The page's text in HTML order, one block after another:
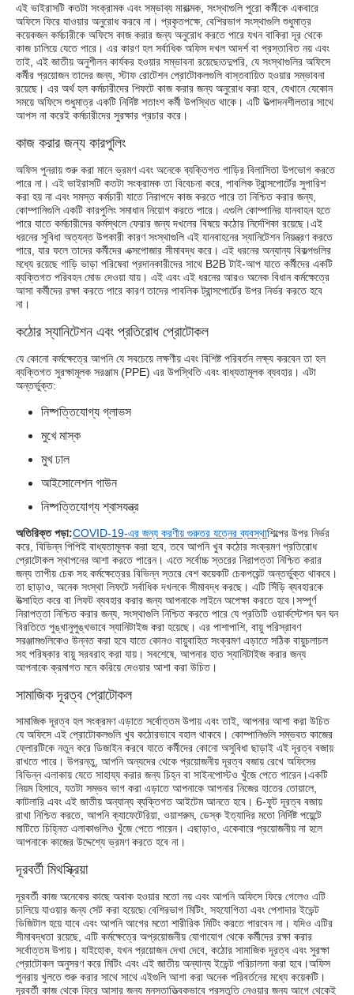
এই ভাইরাসটি কতটা সংক্রামক এবং সম্ভাব্য মারাত্মক, সংস্থাগুলি পুরো কর্মীকে একবারে
অফিসে ফিরে যাওয়ার অনুরোধ করবে না। প্রকৃতপক্ষে, বেশিরভাগ সংস্থাগুলি শুধুমাত্র
কয়েকজন কর্মচারীকে অফিসে কাজ করার জন্য অনুরোধ করতে পারে যখন বাকিরা দূর থেকে
কাজ চালিয়ে যেতে পারে। এর কারণ হল সর্বাধিক অফিস দখল আদর্শ বা প্রস্তাবিত নয় এবং
তাই, এই জাতীয় অনুশীলন কার্যকর হওয়ার সম্ভাবনা রয়েছে৷তদুপরি, যে সংস্থাগুলির অফিসে
কর্মীর প্রয়োজন তাদের জন্য, স্টাফ রোটেশন প্রোটোকলগুলি বাস্তবায়িত হওয়ার সম্ভাবনা
রয়েছে। এর অর্থ হল কর্মচারীদের শিফটে কাজ করার জন্য অনুরোধ করা হবে, যেখানে যেকোন
সময়ে অফিসে শুধুমাত্র একটি নির্দিষ্ট শতাংশ কর্মী উপস্থিত থাকে। এটি উত্পাদনশীলতার সাথে
আপস না করেই কর্মচারীদের সুরক্ষার প্রচার করে।
কাজ করার জন্য কারপুলিং
অফিস পুনরায় শুরু করা মানে ভ্রমণ এবং অনেকে ব্যক্তিগত গাড়ির বিলাসিতা উপভোগ করতে
পারে না। এই ভাইরাসটি কতটা সংক্রামক তা বিবেচনা করে, পাবলিক ট্রান্সপোর্টের সুপারিশ
করা হয় না এবং সমস্ত কর্মচারী যাতে নিরাপদে কাজ করতে পারে তা নিশ্চিত করার জন্য,
কোম্পানিগুলি একটি কারপুলিং সমাধান নিয়োগ করতে পারে। এগুলি কোম্পানির যানবাহন হতে
পারে যাতে কর্মচারীদের কর্মস্থলে ফেরার জন্য দখলের বিষয়ে কঠোর নির্দেশিকা রয়েছে।এই
ধরনের সুবিধা অত্যন্ত উপকারী কারণ সংস্থাগুলি এই যানবাহনের স্যানিটেশন নিয়ন্ত্রণ করতে
পারে, যার ফলে তাদের কর্মীদের এক্সপোজার সীমাবদ্ধ করে। এই ধরনের অন্যান্য বিকল্পগুলির
মধ্যে রয়েছে গাড়ি ভাড়া পরিষেবা প্রদানকারীদের সাথে B2B টাই-আপ যাতে কর্মীদের একটি
ব্যক্তিগত পরিবহন মোড দেওয়া যায়। এই এবং এই ধরনের আরও অনেক বিধান কর্মক্ষেত্রে
আসা কর্মীদের রক্ষা করতে পারে কারণ তাদের পাবলিক ট্রান্সপোর্টের উপর নির্ভর করতে হবে
না।
কঠোর স্যানিটেশন এবং প্রতিরোধ প্রোটোকল
যে কোনো কর্মক্ষেত্রে আপনি যে সবচেয়ে লক্ষণীয় এবং বিশিষ্ট পরিবর্তন লক্ষ্য করবেন তা হল
ব্যক্তিগত সুরক্ষামূলক সরঞ্জাম (PPE) এর উপস্থিতি এবং বাধ্যতামূলক ব্যবহার। এটা
অন্তর্ভুক্ত:
নিষ্পত্তিযোগ্য গ্লাভস
মুখে মাস্ক
মুখ ঢাল
আইসোলেশন গাউন
নিষ্পত্তিযোগ্য শ্বাসযন্ত্র
অতিরিক্ত পড়া:COVID-19-এর জন্য করণীয় গুরুতর যত্নের ব্যবস্থাশিল্পের উপর নির্ভর
করে, বিভিন্ন পিপিই বাধ্যতামূলক করা হবে, তবে আপনি খুব কঠোর সংক্রমণ প্রতিরোধ
প্রোটোকল স্থাপনের আশা করতে পারেন। এতে সর্বোচ্চ স্তরের নিরাপত্তা নিশ্চিত করার
জন্য তাপীয় চেক সহ কর্মক্ষেত্রের বিভিন্ন স্তরে বেশ কয়েকটি চেকপয়েন্ট অন্তর্ভুক্ত থাকবে।
তা ছাড়াও, অনেক সংস্থা লিফটে সর্বাধিক দখলকে সীমাবদ্ধ করছে। এটি সিঁড়ি ব্যবহারকে
উত্সাহিত করে বা লিফট ব্যবহার করার জন্য আপনাকে লাইনে অপেক্ষা করতে হবে।সম্পূর্ণ
নিরাপত্তা নিশ্চিত করার জন্য, সংস্থাগুলি নিশ্চিত করতে পারে যে প্রতিটি ওয়ার্কস্টেশন ঘন ঘন
বিরতিতে পুঙ্খানুপুঙ্খভাবে স্যানিটাইজ করা হয়েছে। এর পাশাপাশি, বায়ু পরিস্রাবণ
সরঞ্জামগুলিকেও উন্নত করা হবে যাতে কোনও বায়ুবাহিত সংক্রমণ এড়াতে সঠিক বায়ুচলাচল
সহ পরিষ্কার বায়ু সরবরাহ করা যায়। সবশেষে, আপনার হাত স্যানিটাইজ করার জন্য
আপনাকে ক্রমাগত মনে করিয়ে দেওয়ার আশা করা উচিত।
সামাজিক দূরত্ব প্রোটোকল
সামাজিক দূরত্ব হল সংক্রমণ এড়াতে সর্বোত্তম উপায় এবং তাই, আপনার আশা করা উচিত
যে অফিসে এই প্রোটোকলগুলি খুব কঠোরভাবে বহাল থাকবে। কোম্পানিগুলি সম্ভবত কাজের
ফ্লোরটিকে নতুন করে ডিজাইন করবে যাতে কর্মীদের কোনো অসুবিধা ছাড়াই এই দূরত্ব বজায়
রাখতে পারে। উপরন্তু, আপনি অন্যদের থেকে প্রয়োজনীয় দূরত্ব বজায় রেখে অফিসের
বিভিন্ন এলাকায় যেতে সাহায্য করার জন্য চিহ্ন বা সাইনপোস্টও খুঁজে পেতে পারেন।একটি
নিয়ম হিসাবে, যতটা সম্ভব ভাগ করা এড়াতে আপনাকে আপনার নিজের হাতের তোয়ালে,
কাটলারি এবং এই জাতীয় অন্যান্য ব্যক্তিগত আইটেম আনতে হবে। 6-ফুট দূরত্ব বজায়
রাখা নিশ্চিত করতে, আপনি ক্যাফেটেরিয়া, ওয়াশরুম, ডেস্ক ইত্যাদির মতো নির্দিষ্ট পয়েন্টে
মাটিতে চিহ্নিত এলাকাগুলিও খুঁজে পেতে পারেন। এছাড়াও, একেবারে প্রয়োজনীয় না হলে
আপনাকে কাজের উদ্দেশ্যে ভ্রমণ করতে হবে না।
দূরবর্তী মিথস্ক্রিয়া
দূরবর্তী কাজ অনেকের কাছে অবাক হওয়ার মতো নয় এবং আপনি অফিসে ফিরে গেলেও এটি
চালিয়ে যাওয়ার জন্য সেট করা হয়েছে৷ বেশিরভাগ মিটিং, সহযোগিতা এবং পেশাদার ইভেন্ট
ডিজিটাল হয়ে যাবে এবং আপনি আগের মতো শারীরিক মিটিং করতে পারবেন না। যদিও এটির
সীমাবদ্ধতা রয়েছে, এটি কর্মক্ষেত্রে অপ্রয়োজনীয় যোগাযোগ থেকে কর্মীদের রক্ষা করার
সর্বোত্তম উপায়। যাইহোক, যখন প্রয়োজন দেখা দেবে, কঠোর সামাজিক দূরত্ব এবং সুরক্ষা
প্রোটোকল অনুসরণ করে মিটিং এবং এই জাতীয় অন্যান্য ইভেন্ট পরিচালনা করা হবে।অফিস
পুনরায় খুলতে শুরু করার সাথে সাথে এইগুলি আশা করা অনেক পরিবর্তনের মধ্যে কয়েকটি।
দূরবর্তী কাজ থেকে ফিরে আসার জন্য মনস্তাত্ত্বিকভাবে প্রস্তুতি নেওয়ার জন্য আগে থেকেই